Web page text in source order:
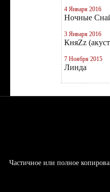
4 Января 2016
Ночные
3 Января 2016
КняZz
7 Ноября 2015
Линда
Частичное или полное